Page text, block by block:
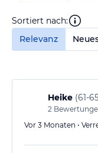
Sortiert nach:
Relevanz
Heike (61-
2
Vor 3 Monaten •